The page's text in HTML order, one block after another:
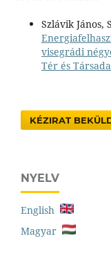
Szlávik János,
visegrádi
Tér és
KÉZIRAT
NYELV
English
Magyar